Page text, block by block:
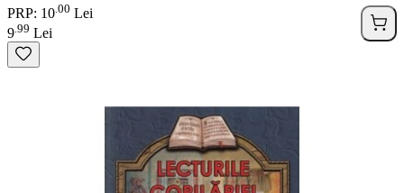
PRP: 10 00 Lei
9 99 Lei